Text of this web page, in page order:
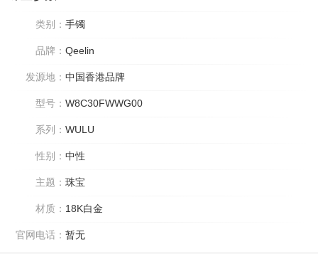
类别： 手镯
品牌： Qeelin
发源地： 中国香港品牌
型号： W8C30FWWG00
系列： WULU
性别： 中性
主题： 珠宝
材质： 18K白金
官网电话： 暂无